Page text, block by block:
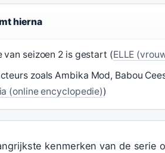
hierna
van seizoen 2 is gestart (ELLE
zoals Ambika Mod, Babou
(online encyclopedie))
kenmerken van de serie